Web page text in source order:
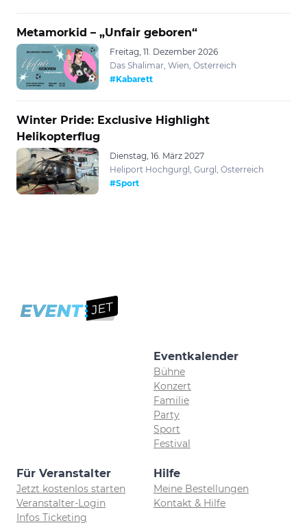
Metamorkid – „Unfair geboren“
Freitag, 11. Dezember 2026
Das Shalimar, Wien, Österreich
#Kabarett
Winter Pride: Exclusive Highlight
Helikopterflug
Dienstag, 16. März 2027
Heliport Hochgurgl, Gurgl, Österreich
#Sport
Eventkalender
Bühne
Konzert
Familie
Party
Sport
Festival
Für Veranstalter
Jetzt kostenlos starten
Veranstalter-Login
Infos Ticketing
Hilfe
Meine Bestellungen
Kontakt & Hilfe